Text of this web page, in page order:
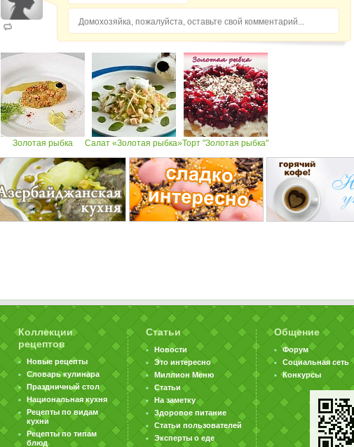
Домохозяйка, пожалуйста, оставьте свой комментарий...
Золотая рыбка Салат «Золотая рыбка»Торт "Золотая рыбка"
Коллекции
рецептов
Новые рецепты
Словарь кулинара
Праздничный стол
Национальная кухня
Рецепты по видам
кухни
Рецепты по типам
блюд
Статьи
Новости
Это интересно
Миллион Меню
Статьи
На заметку
Здоровое питание
Статьи пользователей
Эксперты о еде
Общение
Форум
Социальная сеть
Конкурсы